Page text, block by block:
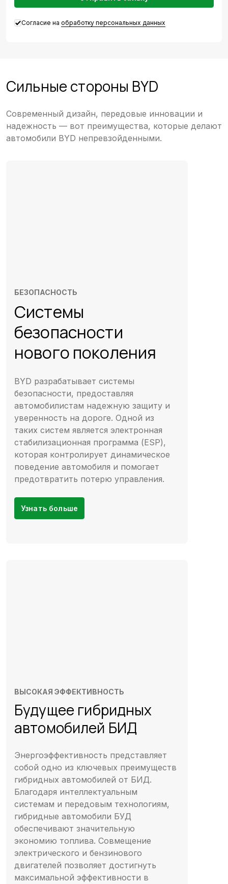
Согласие на обработку персональных данных
Сильные стороны BYD
Современный дизайн, передовые инновации и
надежность — вот преимущества, которые делают
автомобили BYD непревзойденными.
БЕЗОПАСНОСТЬ
Системы
безопасности
нового поколения
BYD разрабатывает системы
безопасности, предоставляя
автомобилистам надежную защиту и
уверенность на дороге. Одной из
таких систем является электронная
стабилизационная программа (ESP),
которая контролирует динамическое
поведение автомобиля и помогает
предотвратить потерю управления.
Узнать больше
ВЫСОКАЯ ЭФФЕКТИВНОСТЬ
Будущее гибридных
автомобилей БИД
Энергоэффективность представляет
собой одно из ключевых преимуществ
гибридных автомобилей от БИД.
Благодаря интеллектуальным
системам и передовым технологиям,
гибридные автомобили БУД
обеспечивают значительную
экономию топлива. Совмещение
электрического и бензинового
двигателей позволяет достигнуть
максимальной эффективности в